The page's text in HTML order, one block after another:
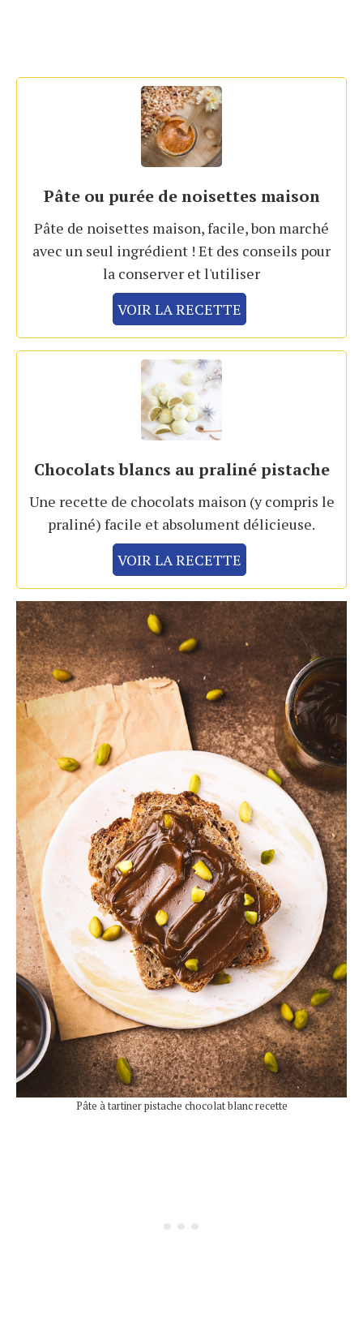
Pâte ou purée de noisettes maison
Pâte de noisettes maison, facile, bon marché
avec un seul ingrédient ! Et des conseils pour
la conserver et l'utiliser
VOIR LA RECETTE
Chocolats blancs au praliné pistache
Une recette de chocolats maison (y compris le
praliné) facile et absolument délicieuse.
VOIR LA RECETTE
Pâte à tartiner pistache chocolat blanc recette